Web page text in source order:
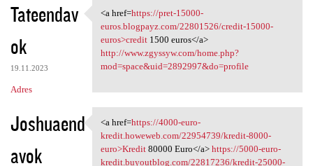
Tateendav
ok
19.11.2023
Adres
<a href=https://pret-15000
<a href=https://pret-15000-
euros.blogpayz.com/22801526/credit-15000-
euros>credit1500 euros</a>
http://www.zgyssyw.com/home.php?
mod=space&uid=2892997&do=profile
Joshuaend
avok
<a href=https://4000-euro
<a href=https://4000-euro-
kredit.howeweb.com/22954739/kredit-8000-
euro>Kredit80000 Euro</a> https://5000-euro-
kredit.buyoutblog.com/22817236/kredit-25000-